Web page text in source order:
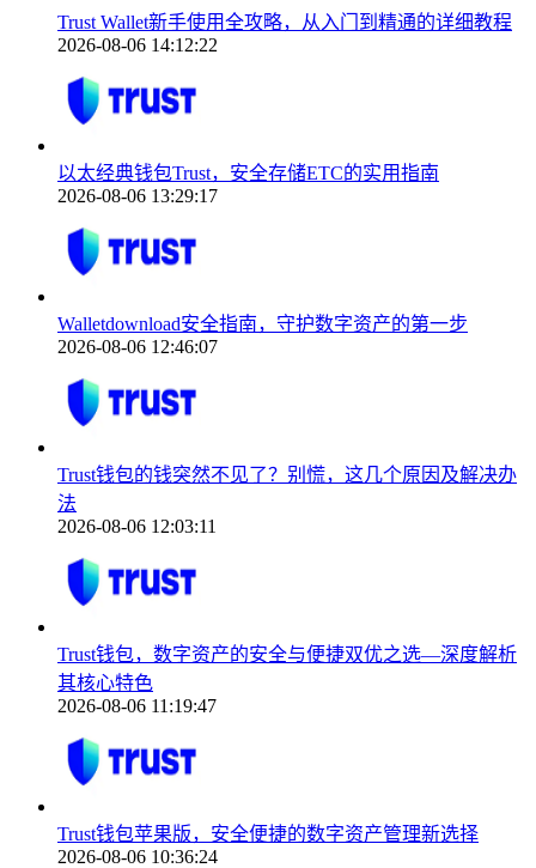
Trust Wallet新手使用全攻略，从入门到精通的详细教程
2026-08-06 14:12:22
以太经典钱包Trust，安全存储ETC的实用指南
2026-08-06 13:29:17
Walletdownload安全指南，守护数字资产的第一步
2026-08-06 12:46:07
Trust钱包的钱突然不见了？别慌，这几个原因及解决办
法
2026-08-06 12:03:11
Trust钱包，数字资产的安全与便捷双优之选—深度解析
其核心特色
2026-08-06 11:19:47
Trust钱包苹果版，安全便捷的数字资产管理新选择
2026-08-06 10:36:24